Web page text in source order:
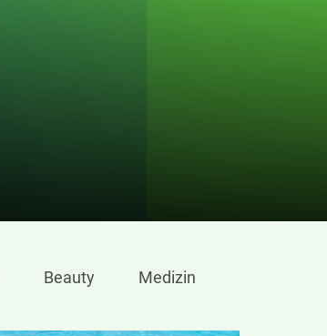
Beauty Medizin